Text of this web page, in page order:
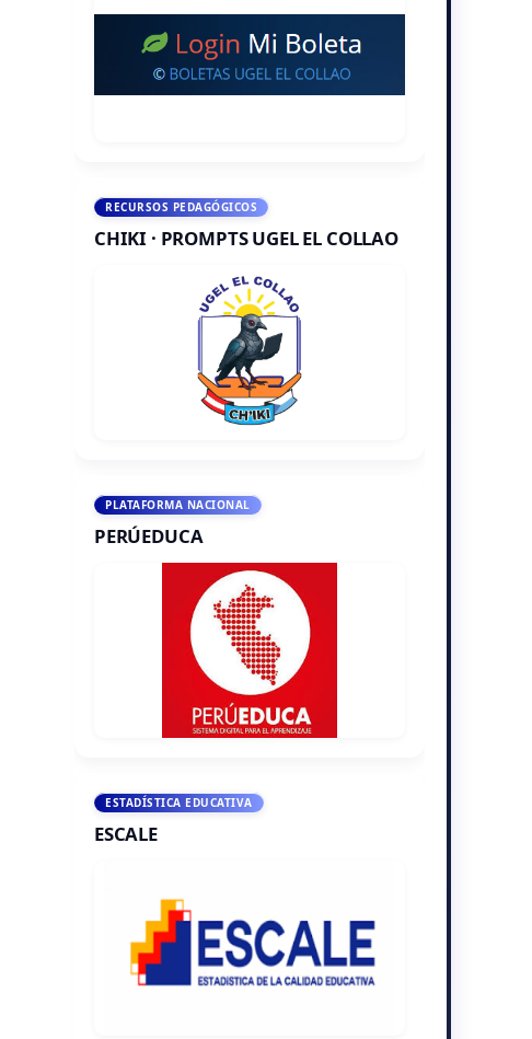
RECURSOS PEDAGÓGICOS
CHIKI · PROMPTS UGEL EL COLLAO
PLATAFORMA NACIONAL
PERÚEDUCA
ESTADÍSTICA EDUCATIVA
ESCALE